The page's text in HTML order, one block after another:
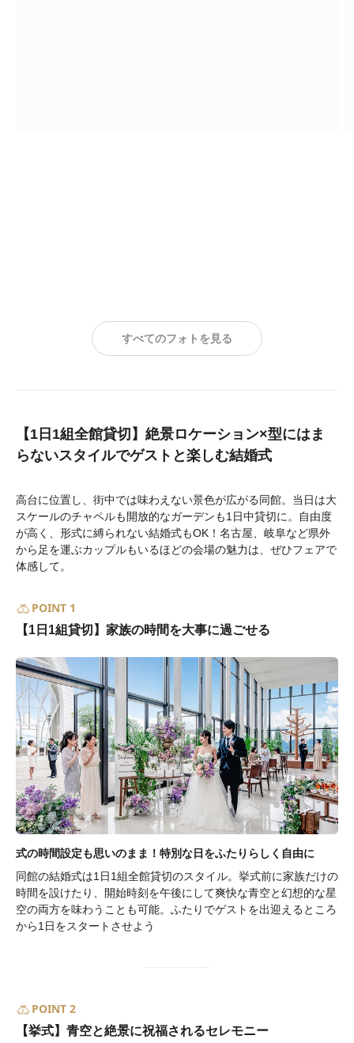
すべてのフォトを見る
【1日1組全館貸切】絶景ロケーション×型にはま
らないスタイルでゲストと楽しむ結婚式
高台に位置し、街中では味わえない景色が広がる同館。当日は大
スケールのチャペルも開放的なガーデンも1日中貸切に。自由度
が高く、形式に縛られない結婚式もOK！名古屋、岐阜など県外
から足を運ぶカップルもいるほどの会場の魅力は、ぜひフェアで
体感して。
POINT 1
【1日1組貸切】家族の時間を大事に過ごせる
式の時間設定も思いのまま！特別な日をふたりらしく自由に
同館の結婚式は1日1組全館貸切のスタイル。挙式前に家族だけの
時間を設けたり、開始時刻を午後にして爽快な青空と幻想的な星
空の両方を味わうことも可能。ふたりでゲストを出迎えるところ
から1日をスタートさせよう
POINT 2
【挙式】青空と絶景に祝福されるセレモニー